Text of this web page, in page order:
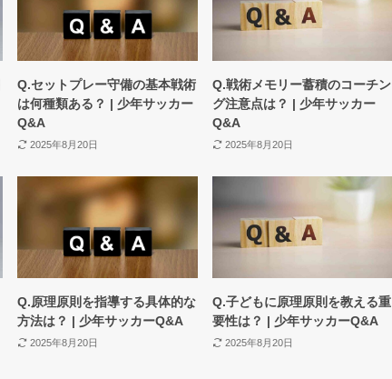
Q.セットプレー守備の基本戦術
は何種類ある？ | 少年サッカー
Q&A
2025年8月20日
Q.戦術メモリー蓄積のコーチン
グ注意点は？ | 少年サッカー
Q&A
2025年8月20日
Q.原理原則を指導する具体的な
方法は？ | 少年サッカーQ&A
2025年8月20日
Q.子どもに原理原則を教える重
要性は？ | 少年サッカーQ&A
2025年8月20日